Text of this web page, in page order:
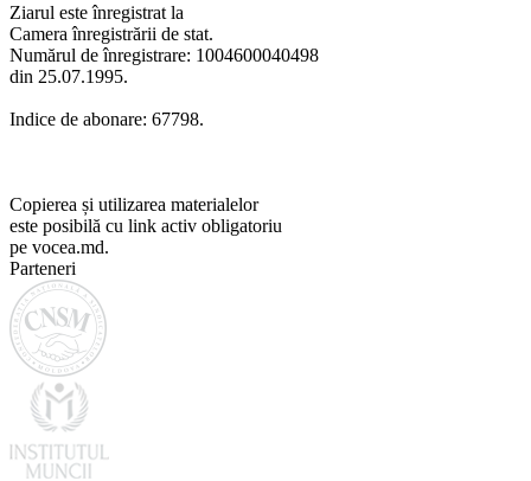
Ziarul este înregistrat la
Camera înregistrării de stat.
Numărul de înregistrare: 1004600040498
din 25.07.1995.
Indice de abonare: 67798.
Copierea și utilizarea materialelor
este posibilă cu link activ obligatoriu
pe vocea.md.
Parteneri